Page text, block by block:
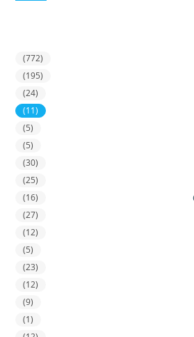
(772)
(195)
(24)
(11)
(5)
(5)
(30)
(25)
(16)
(27)
(12)
(5)
(23)
(12)
(9)
(1)